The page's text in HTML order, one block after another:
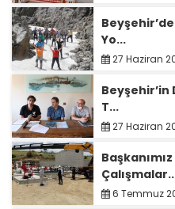
Yo...
27 Haziran
Beyşehir’in
T...
27 Haziran
6 Temmuz